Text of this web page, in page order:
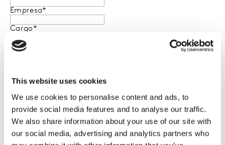
This website uses cookies
We use cookies to personalise content and ads, to
provide social media features and to analyse our traffic.
We also share information about your use of our site with
our social media, advertising and analytics partners who
Empresa*
Cargo*
Tipo de empresa (elige la opción más relevante)*
De vez en cuando, nos gustaría ponernos en contacto
servicios, así como sobre otros contenidos que puedan
ser de tu interés. Si estás de acuerdo en que nos
pongamos en contacto contigo con este fin, por favor
marca la casilla de abajo para decir cómo te gustaría
que nos pusiéramos en contacto contigo.